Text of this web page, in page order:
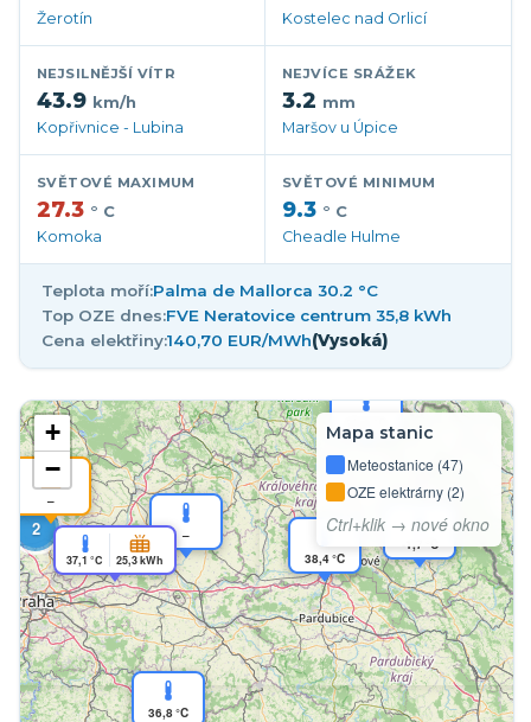
Žerotín Kostelec nad Orlicí
NEJSILNĚJŠÍ VÍTR
43.9 km/h
Kopřivnice - Lubina
NEJVÍCE SRÁŽEK
3.2 mm
Maršov u Úpice
SVĚTOVÉ MAXIMUM
27.3 ° C
Komoka
SVĚTOVÉ MINIMUM
9.3 ° C
Cheadle Hulme
Teplota moří:Palma de Mallorca 30.2 °C
Top OZE dnes:FVE Neratovice centrum 35,8 kWh
Cena elektřiny:140,70 EUR/MWh(Vysoká)
37,1 °C 25,3 kWh
–
2 –
36,8 °C
38,4 °C
-1,7 °C
+
−
Mapa stanic
Meteostanice (47)
OZE elektrárny (2)
Ctrl+klik → nové okno